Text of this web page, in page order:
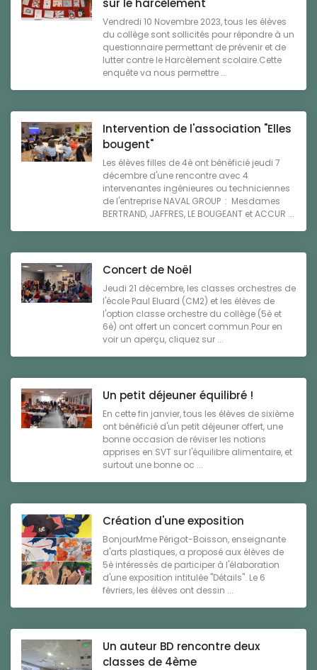
sur le harcèlement
Vendredi 10 Novembre 2023, tous les élèves
du collège sont sollicités pour répondre à un
questionnaire permettant de prévenir et de
lutter contre le Harcèlement scolaire.Cette
enquête va nous permettre ...
Intervention de l'association "Elles
bougent"
Les élèves filles de 4è ont bénéficié jeudi 7
décembre d'une rencontre avec 4
intervenantes ingénieures ou techniciennes
de l'entreprise NAVAL GROUP : Mesdames
BERTRAND, JAFFRES, LE BOUGEANT et ACCUR ...
Concert de Noël
Jeudi 21 décembre, les classes orchestres de
l'école Paul Eluard (CM2) et les élèves de
l'option classe orchestre du collège (5è et
6è) ont offert un concert commun.Pour en
voir un aperçu, cliquez sur ...
Un petit déjeuner équilibré !
En cette fin janvier, tous les élèves de sixième
ont bénéficié d'un petit déjeuner offert, une
bonne occasion de réviser les notions
apprises en SVT sur l'équilibre alimentaire, et
surtout une bonne oc ...
Création d'une exposition
BonjourMme Périgot-Boisson, enseignante
d'arts plastiques, a proposé aux élèves de
5è intéressés de participer à l'élaboration
d'une exposition intitulée "Détails". Le 6
févriers, les élèves ont dessin ...
Un auteur BD rencontre deux
classes de 4ème